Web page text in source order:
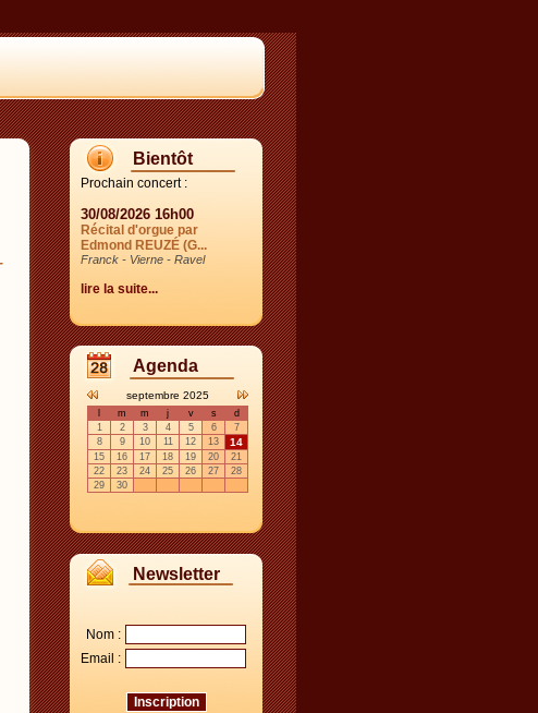
Bientôt
Prochain concert :
30/08/2026 16h00
Récital d'orgue par
Edmond REUZÉ (G...
Franck - Vierne - Ravel
lire la suite...
Agenda
septembre 2025
m m j v s
d
1
2 3 4 5 6
7
8
9 10 11 12 13 14
15 16 17 18 19 20
21
22
23 24 25 26 27
28
29
30
Newsletter
Nom :
Email :